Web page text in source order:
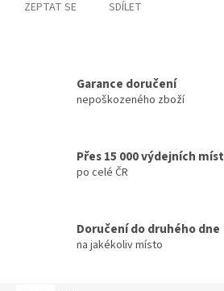
ZEPTAT SE SDÍLET
Garance doručení
nepoškozeného zboží
Přes 15 000 výdejních míst
po celé ČR
Doručení do druhého dne
na jakékoliv místo